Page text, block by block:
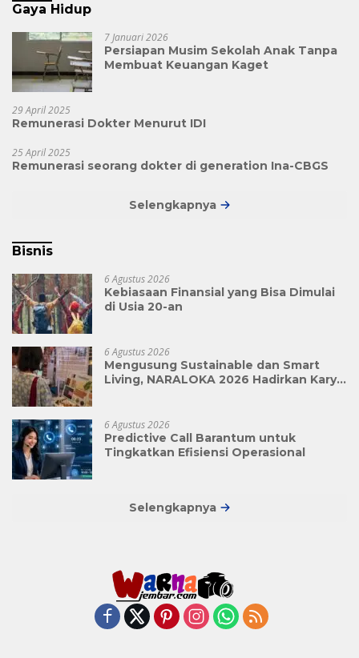
Gaya Hidup
7 Januari 2026
Persiapan Musim Sekolah Anak Tanpa
Membuat Keuangan Kaget
29 April 2025
Remunerasi Dokter Menurut IDI
25 April 2025
Remunerasi seorang dokter di generation Ina-CBGS
Selengkapnya
Bisnis
6 Agustus 2026
Kebiasaan Finansial yang Bisa Dimulai
di Usia 20-an
6 Agustus 2026
Mengusung Sustainable dan Smart
Living, NARALOKA 2026 Hadirkan Karya
6 Agustus 2026
Predictive Call Barantum untuk
Tingkatkan Efisiensi Operasional
Selengkapnya